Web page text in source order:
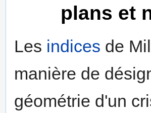
plans et
Les indices de
manière de
géométrie d'un